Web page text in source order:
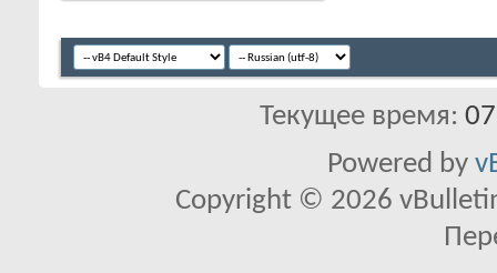
Текущее время:
Powered by
Copyright © 2026